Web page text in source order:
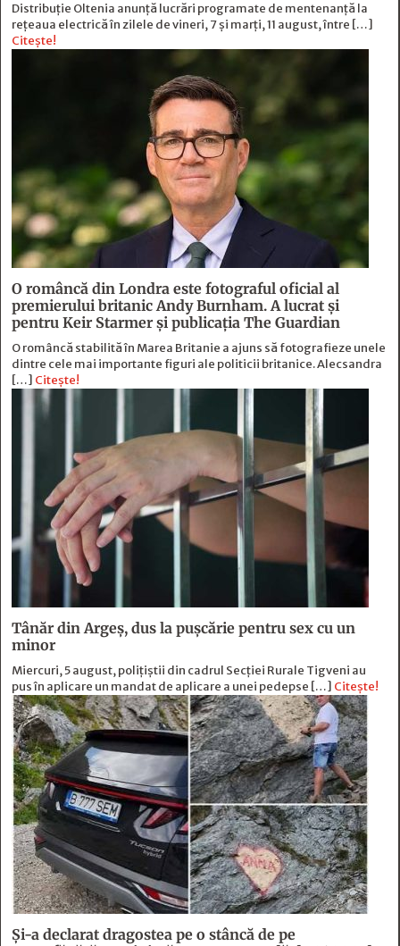
Distribuție Oltenia anunță lucrări programate de mentenanță la
rețeaua electrică în zilele de vineri, 7 și marți, 11 august, între […]
Citește!
O româncă din Londra este fotograful oficial al
premierului britanic Andy Burnham. A lucrat și
pentru Keir Starmer și publicația The Guardian
O româncă stabilită în Marea Britanie a ajuns să fotografieze unele
dintre cele mai importante figuri ale politicii britanice. Alecsandra
[…] Citește!
Tânăr din Argeș, dus la pușcărie pentru sex cu un
minor
Miercuri, 5 august, polițiștii din cadrul Secției Rurale Tigveni au
pus în aplicare un mandat de aplicare a unei pedepse […] Citește!
Și-a declarat dragostea pe o stâncă de pe